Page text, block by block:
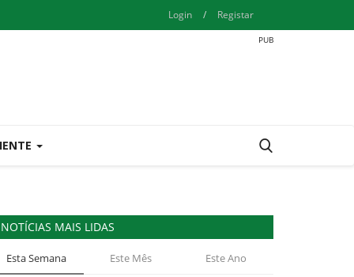
Login / Registar
NOTÍCIAS MAIS LIDAS
Esta Semana Este Mês Este Ano